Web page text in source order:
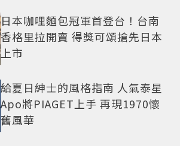
日本咖哩麵包冠軍首登台！台南
香格里拉開賣 得獎可頌搶先日本
上市
給夏日紳士的風格指南 人氣泰星
Apo將PIAGET上手 再現1970懷
舊風華